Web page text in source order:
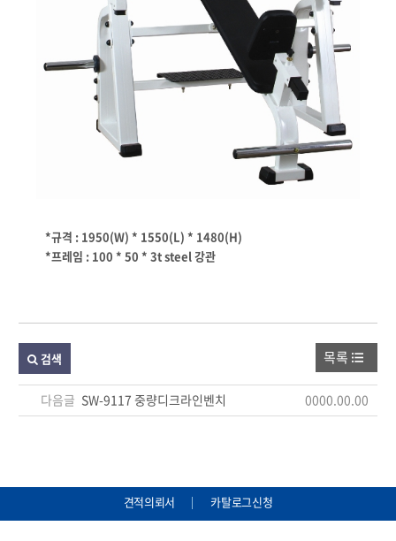
*규격 : 1950(W) * 1550(L) * 1480(H)
*프레임 : 100 * 50 * 3t steel 강관
검색 목록
다음글 SW-9117 중량디크라인벤치 0000.00.00
견적의뢰서 카탈로그신청